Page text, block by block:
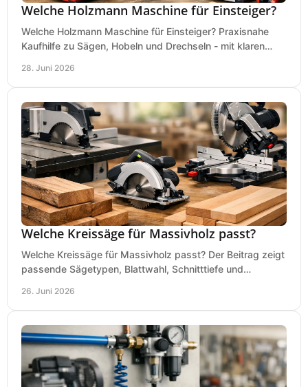
Welche Holzmann Maschine für Einsteiger?
Welche Holzmann Maschine für Einsteiger? Praxisnahe
Kaufhilfe zu Sägen, Hobeln und Drechseln - mit klaren
28. Juni 2026
Welche Kreissäge für Massivholz passt?
Welche Kreissäge für Massivholz passt? Der Beitrag zeigt
passende Sägetypen, Blattwahl, Schnitttiefe und
26. Juni 2026